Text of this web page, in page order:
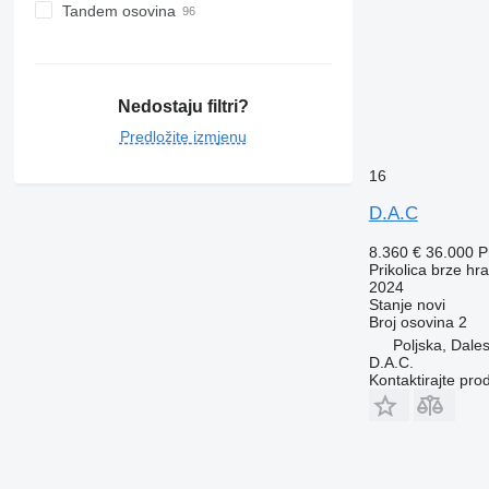
Tandem osovina
Nedostaju filtri?
Predložite izmjenu
16
D.A.C
8.360 € 36.000
Prikolica brze
2024
Stanjenovi
Broj osovina 2
Poljska,
D.A.C.
Kontaktirajte